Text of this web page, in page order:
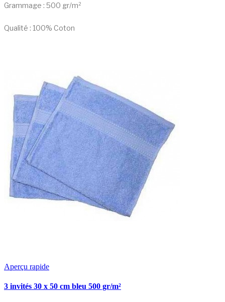
Grammage : 500 gr/m²
Qualité : 100% Coton
Aperçu rapide
3 invités 30 x 50 cm bleu 500 gr/m²